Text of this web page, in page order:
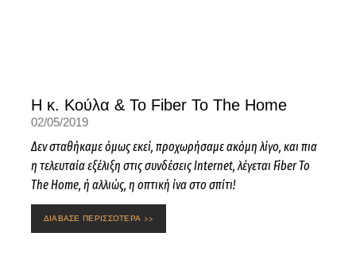
Η κ. Κούλα & Το Fiber To The Home
02/05/2019
Δεν σταθήκαμε όμως εκεί, προχωρήσαμε ακόμη λίγο, και πια
η τελευταία εξέλιξη στις συνδέσεις Internet, λέγεται Fiber To
The Home, ή αλλιώς, η οπτική ίνα στο σπίτι!
ΔΙΑΒΑΣΕ ΠΕΡΙΣΣΟΤΕΡΑ >>